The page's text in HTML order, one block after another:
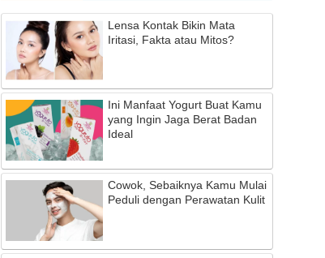
Lensa Kontak Bikin Mata
Iritasi, Fakta atau Mitos?
Ini Manfaat Yogurt Buat Kamu
yang Ingin Jaga Berat Badan
Ideal
Cowok, Sebaiknya Kamu Mulai
Peduli dengan Perawatan Kulit